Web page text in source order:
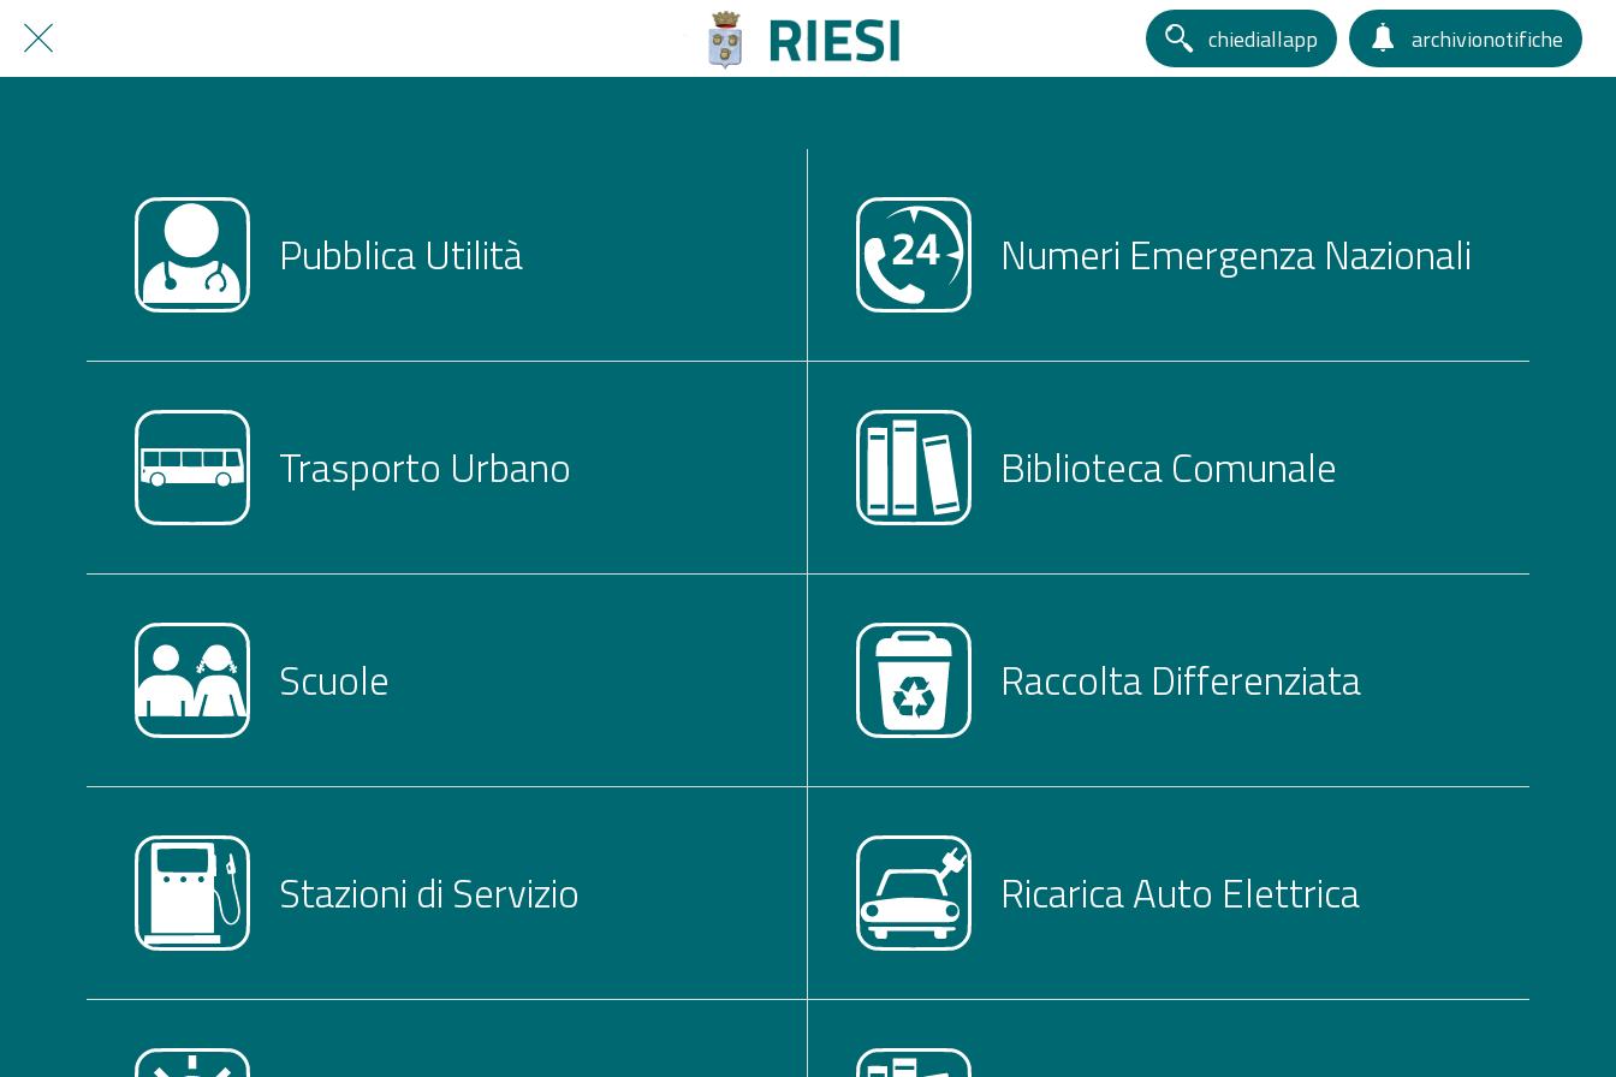
chiediallapp archivionotifiche
Pubblica Utilità Numeri Emergenza Nazionali
Trasporto Urbano Biblioteca Comunale
Scuole Raccolta Differenziata
Stazioni di Servizio Ricarica Auto Elettrica